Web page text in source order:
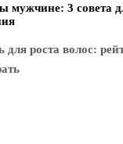
мужчине: 3 совета